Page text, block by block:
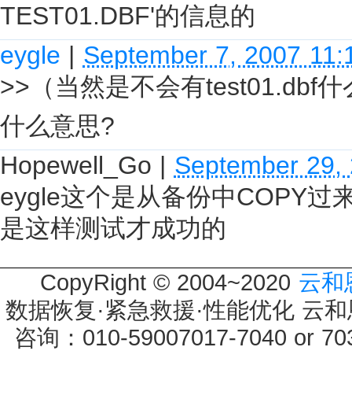
TEST01.DBF'的信息的
eygle | September 7, 2007
>>（当然是不会有test01.dbf什
什么意思?
Hopewell_Go | September
eygle这个是从备份中COPY过
是这样测试才成功的
CopyRight © 2004~2020 云和
数据恢复·紧急救援·性能优化 云
咨询：010-59007017-7040 or